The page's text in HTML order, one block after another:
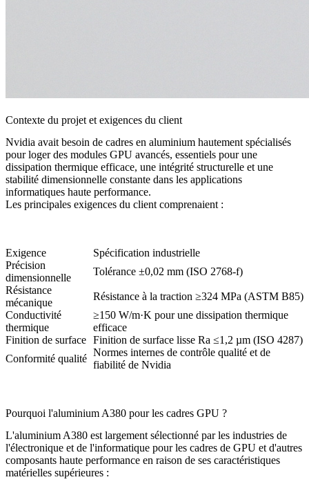
Contexte du projet et exigences du client
Nvidia avait besoin de cadres en aluminium hautement spécialisés
pour loger des modules GPU avancés, essentiels pour une
dissipation thermique efficace, une intégrité structurelle et une
stabilité dimensionnelle constante dans les applications
informatiques haute performance.
Les principales exigences du client comprenaient :
Exigence
Spécification industrielle
Précision
dimensionnelle
Tolérance ±0,02 mm (ISO 2768-f)
Résistance
mécanique
Résistance à la traction ≥324 MPa (ASTM B85)
Conductivité
thermique
≥150 W/m·K pour une dissipation thermique
efficace
Finition de surface Finition de surface lisse Ra ≤1,2 µm (ISO 4287)
Conformité qualité
Normes internes de contrôle qualité et de
fiabilité de Nvidia
Pourquoi l'aluminium A380 pour les cadres GPU ?
L'aluminium A380 est largement sélectionné par les industries de
l'électronique et de l'informatique pour les cadres de GPU et d'autres
composants haute performance en raison de ses caractéristiques
matérielles supérieures :